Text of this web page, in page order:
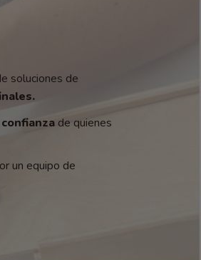
soluciones de
de quienes
un equipo de